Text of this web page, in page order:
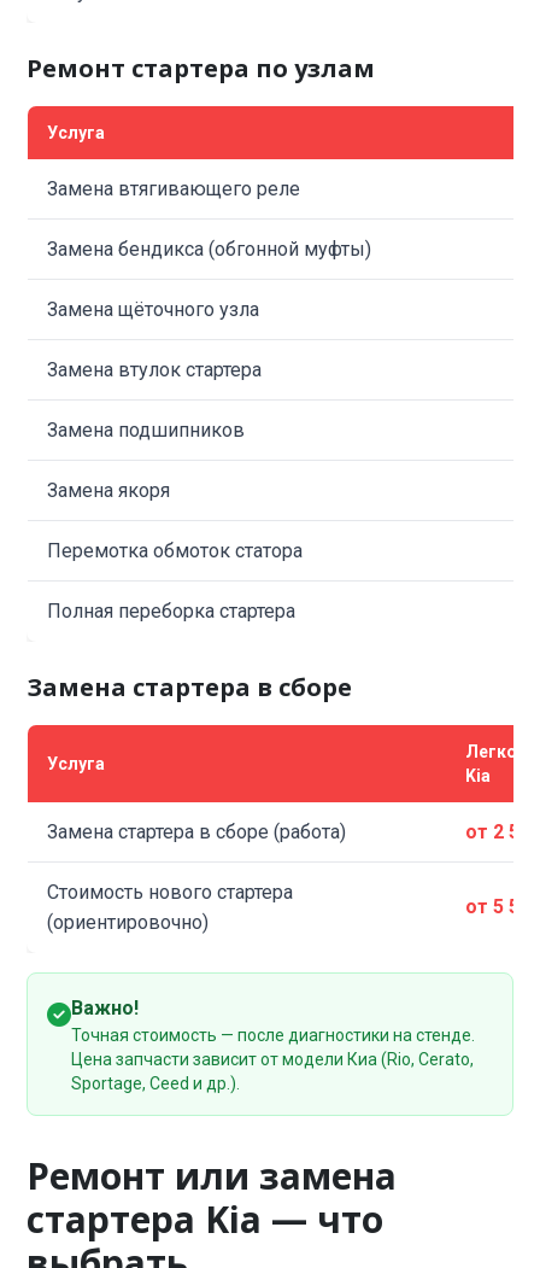
Ремонт стартера по узлам
Услуга
Замена втягивающего реле
Замена бендикса (обгонной муфты)
Замена щёточного узла
Замена втулок стартера
Замена подшипников
Замена якоря
Перемотка обмоток статора
Полная переборка стартера
Замена стартера в сборе
Услуга
Kia
Замена стартера в сборе (работа) от 2
Стоимость нового стартера
(ориентировочно)
от 5
Важно!
Точная стоимость — после диагностики на стенде.
Цена запчасти зависит от модели Киа (Rio, Cerato,
Sportage, Ceed и др.).
Ремонт или замена
стартера Kia — что